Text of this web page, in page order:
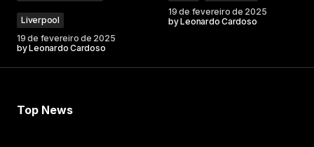
Liverpool
19 de fevereiro de 2025
byLeonardo Cardoso
19 de fevereiro de 2025
byLeonardo Cardoso
Top News